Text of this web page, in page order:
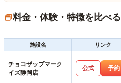
料金・体験・特徴を比べる
施設名
リンク
チョコザップマーク
イズ静岡店
公式 予約